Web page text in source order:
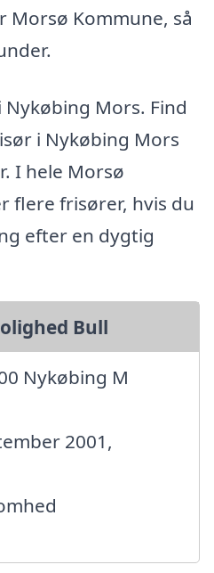
Morsø Kommune, så
Mors. Find
i Nykøbing Mors
I hele Morsø
flere frisører, hvis du
efter en dygtig
Bull
Nykøbing M
2001,